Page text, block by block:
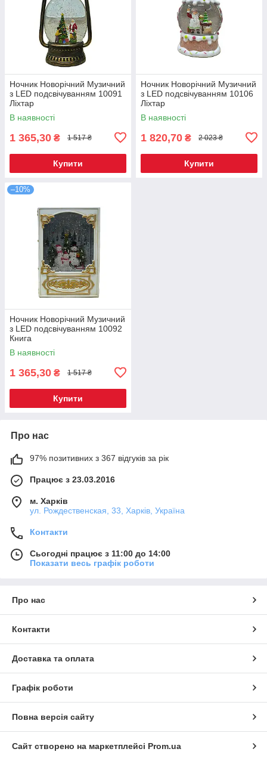
Ночник Новорічний Музичний
з LED подсвічуванням 10091
Ліхтар
В наявності
1 365,30 ₴ 1 517 ₴
Купити
Ночник Новорічний Музичний
з LED подсвічуванням 10106
Ліхтар
В наявності
1 820,70 ₴ 2 023 ₴
Купити
–10%
Ночник Новорічний Музичний
з LED подсвічуванням 10092
Книга
В наявності
1 365,30 ₴ 1 517 ₴
Купити
Про нас
97% позитивних з 367 відгуків за рік
Працює з 23.03.2016
м. Харків
ул. Рождественская, 33, Харків, Україна
Контакти
Сьогодні працює з 11:00 до 14:00
Показати весь графік роботи
Про нас
Контакти
Доставка та оплата
Графік роботи
Повна версія сайту
Сайт створено на маркетплейсі Prom.ua